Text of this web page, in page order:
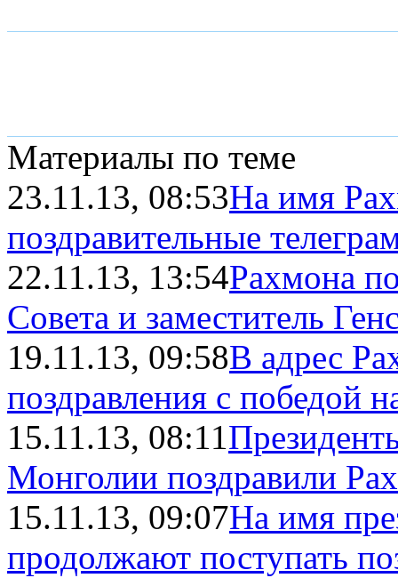
Материалы по теме
23.11.13, 08:53На имя
поздравительные
22.11.13, 13:54Рахмона
Совета и заместитель
19.11.13, 09:58В адрес
поздравления с победой
15.11.13, 08:11
Монголии поздравили
15.11.13, 09:07На имя
продолжают поступать